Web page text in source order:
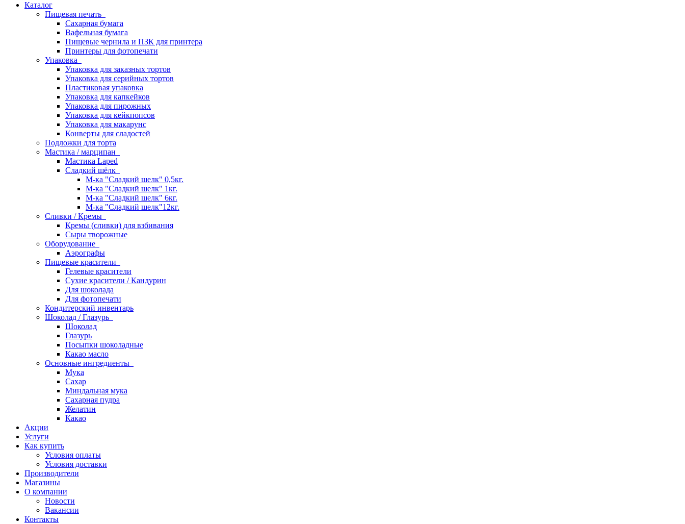
Каталог
Пищевая печать
Сахарная бумага
Вафельная бумага
Пищевые чернила и ПЗК для принтера
Принтеры для фотопечати
Упаковка
Упаковка для заказных тортов
Упаковка для серийных тортов
Пластиковая упаковка
Упаковка для капкейков
Упаковка для пирожных
Упаковка для кейкпопсов
Упаковка для макарунс
Конверты для сладостей
Подложки для торта
Мастика / марципан
Мастика Laped
Сладкий шёлк
М-ка "Сладкий шелк" 0,5кг.
М-ка "Сладкий шелк" 1кг.
М-ка "Сладкий шелк" 6кг.
М-ка "Сладкий шелк"12кг.
Сливки / Кремы
Кремы (сливки) для взбивания
Сыры творожные
Оборудование
Аэрографы
Пищевые красители
Гелевые красители
Сухие красители / Кандурин
Для шоколада
Для фотопечати
Кондитерский инвентарь
Шоколад / Глазурь
Шоколад
Глазурь
Посыпки шоколадные
Какао масло
Основные ингредиенты
Мука
Сахар
Миндальная мука
Сахарная пудра
Желатин
Какао
Акции
Услуги
Как купить
Условия оплаты
Условия доставки
Производители
Магазины
О компании
Новости
Вакансии
Контакты